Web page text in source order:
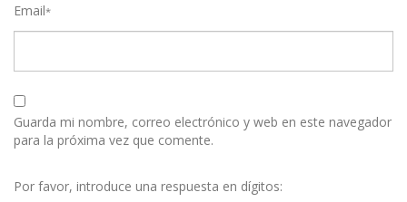
Email*
Guarda mi nombre, correo electrónico y web en este navegador
para la próxima vez que comente.
Por favor, introduce una respuesta en dígitos: